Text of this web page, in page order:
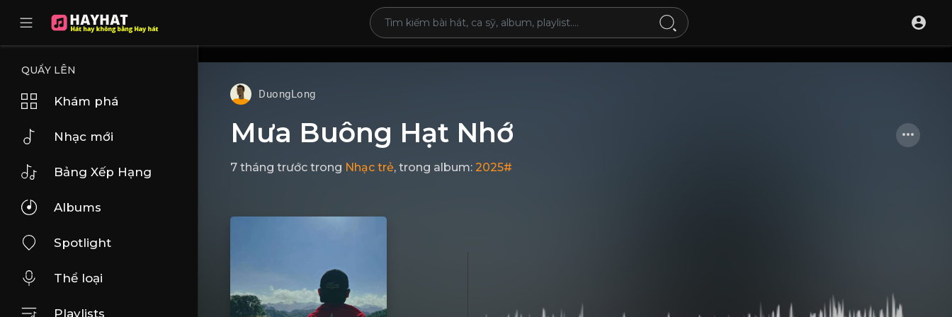
QUẨY LÊN
Khám phá
Nhạc mới
Bảng Xếp Hạng
Albums
Spotlight
Thể loại
Playlists
DuongLong
Mưa Buông Hạt Nhớ
7 tháng trước trong Nhạc trẻ, trong album: 2025#